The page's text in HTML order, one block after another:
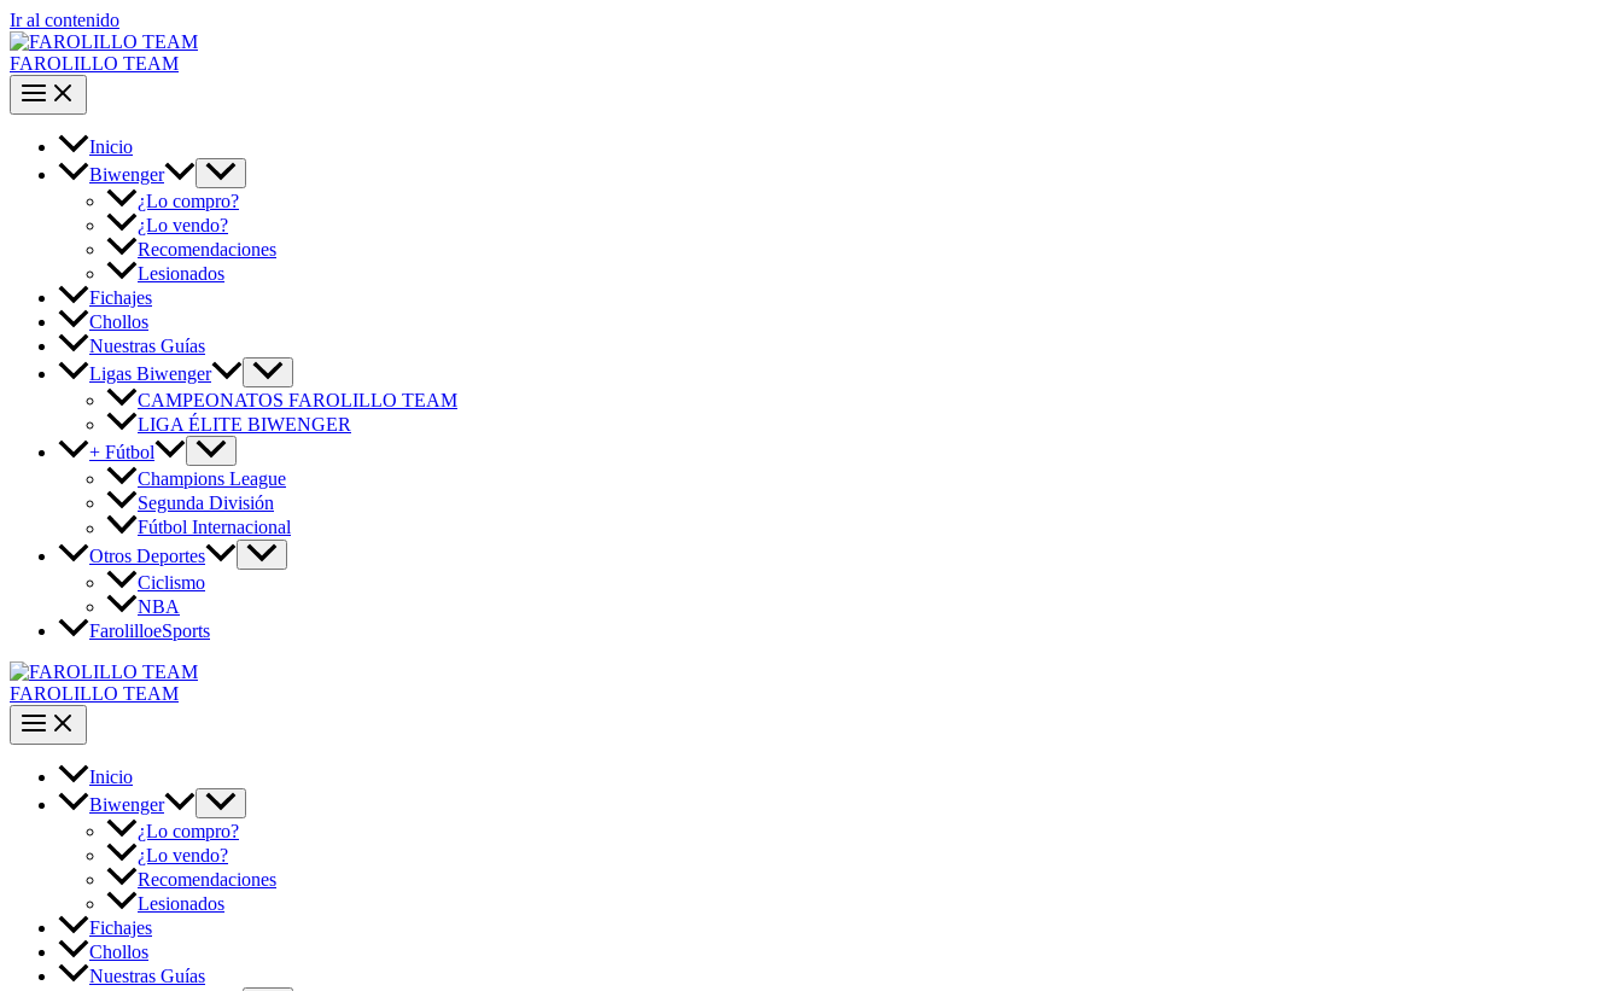
Ir al contenido
FAROLILLO TEAM
Inicio
Biwenger
¿Lo compro?
¿Lo vendo?
Recomendaciones
Lesionados
Fichajes
Chollos
Nuestras Guías
Ligas Biwenger
CAMPEONATOS FAROLILLO TEAM
LIGA ÉLITE BIWENGER
+ Fútbol
Champions League
Segunda División
Fútbol Internacional
Otros Deportes
Ciclismo
NBA
FarolilloeSports
FAROLILLO TEAM
Inicio
Biwenger
¿Lo compro?
¿Lo vendo?
Recomendaciones
Lesionados
Fichajes
Chollos
Nuestras Guías